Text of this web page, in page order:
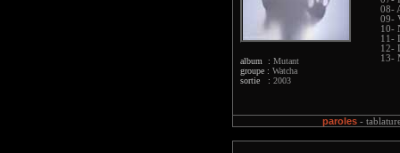
album : Mutant
groupe : Watcha
sortie : 2003
08-
09-
10-
11-
12-
13-
paroles-